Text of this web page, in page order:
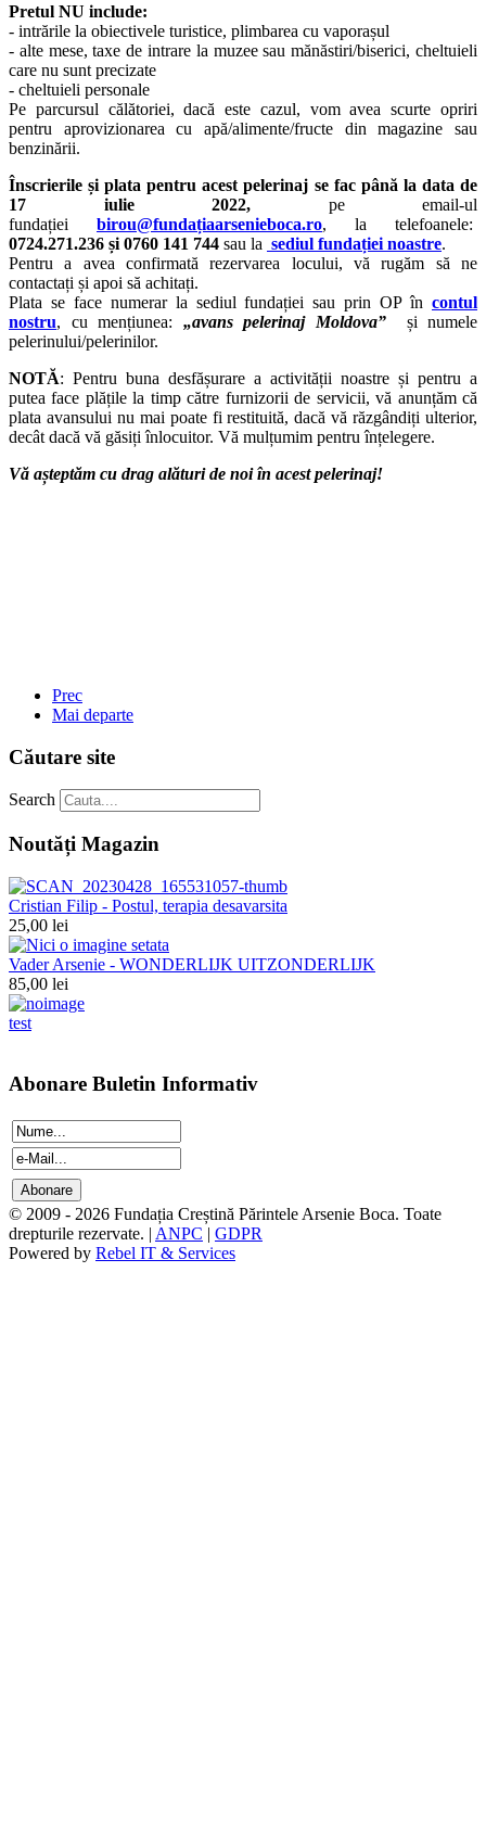
Pretul NU include:
- intrările la obiectivele turistice, plimbarea cu vaporașul
- alte mese, taxe de intrare la muzee sau mănăstiri/biserici, cheltuieli
care nu sunt precizate
- cheltuieli personale
Pe parcursul călătoriei, dacă este cazul, vom avea scurte opriri
pentru aprovizionarea cu apă/alimente/fructe din magazine sau
benzinării.
Înscrierile și plata pentru acest pelerinaj se fac până la data de
17 iulie 2022, pe email-ul
fundației birou@fundațiaarsenieboca.ro, la telefoanele:
0724.271.236 și 0760 141 744 sau la sediul fundației noastre.
Pentru a avea confirmată rezervarea locului, vă rugăm să ne
contactați și apoi să achitați.
Plata se face numerar la sediul fundației sau prin OP în contul
nostru, cu mențiunea: „avans pelerinaj Moldova”
și numele
pelerinului/pelerinilor.
NOTĂ: Pentru buna desfășurare a activității noastre și pentru a
putea face plățile la timp către furnizorii de servicii, vă anunțăm că
plata avansului nu mai poate fi restituită, dacă vă răzgândiți ulterior,
decât dacă vă găsiți înlocuitor. Vă mulțumim pentru înțelegere.
Vă așteptăm cu drag alături de noi în acest pelerinaj!
Prec
Mai departe
Căutare site
Search
Noutăți Magazin
Cristian Filip - Postul, terapia desavarsita
25,00 lei
Vader Arsenie - WONDERLIJK UITZONDERLIJK
85,00 lei
test
Abonare Buletin Informativ
© 2009 - 2026 Fundația Creștină Părintele Arsenie Boca. Toate
drepturile rezervate. | ANPC | GDPR
Powered by Rebel IT & Services